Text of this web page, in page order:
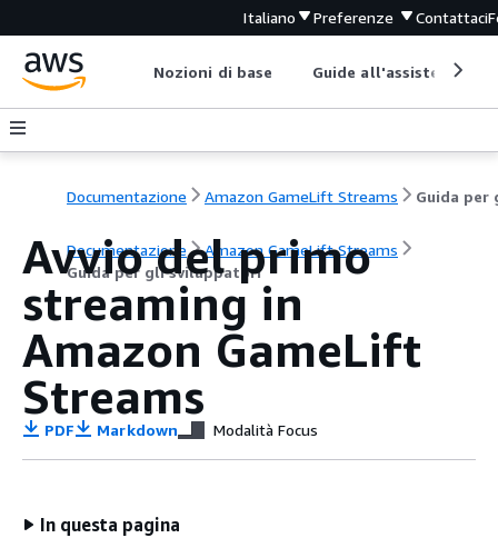
Italiano Preferenze Contattaci
Nozioni di base Guide all'assistenza
Documentazione Amazon GameLift Streams
Documentazione
Amazon GameLift Streams
Guida per gli sviluppatori
Avvio del primo
streaming in
Amazon GameLift
Streams
PDF Markdown Modalità Focus
In questa pagina